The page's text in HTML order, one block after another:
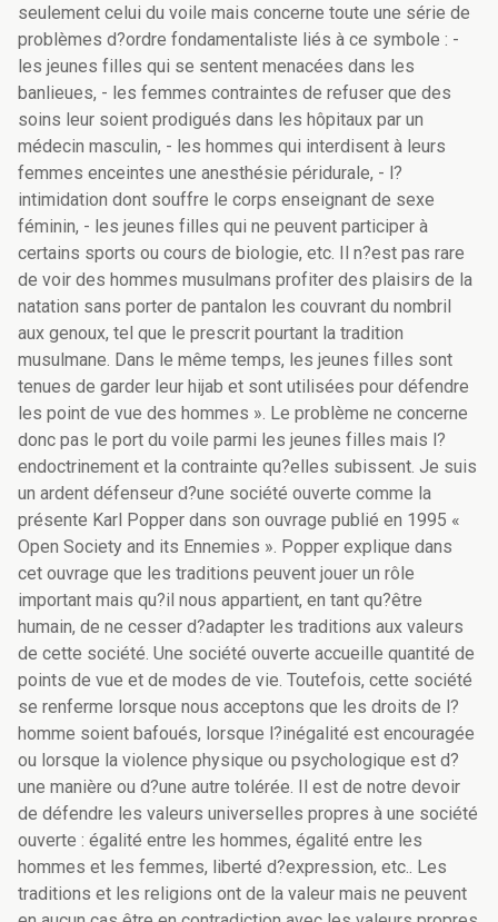
seulement celui du voile mais concerne toute une série de
problèmes d?ordre fondamentaliste liés à ce symbole : -
les jeunes filles qui se sentent menacées dans les
banlieues, - les femmes contraintes de refuser que des
soins leur soient prodigués dans les hôpitaux par un
médecin masculin, - les hommes qui interdisent à leurs
femmes enceintes une anesthésie péridurale, - l?
intimidation dont souffre le corps enseignant de sexe
féminin, - les jeunes filles qui ne peuvent participer à
certains sports ou cours de biologie, etc. Il n?est pas rare
de voir des hommes musulmans profiter des plaisirs de la
natation sans porter de pantalon les couvrant du nombril
aux genoux, tel que le prescrit pourtant la tradition
musulmane. Dans le même temps, les jeunes filles sont
tenues de garder leur hijab et sont utilisées pour défendre
les point de vue des hommes ». Le problème ne concerne
donc pas le port du voile parmi les jeunes filles mais l?
endoctrinement et la contrainte qu?elles subissent. Je suis
un ardent défenseur d?une société ouverte comme la
présente Karl Popper dans son ouvrage publié en 1995 «
Open Society and its Ennemies ». Popper explique dans
cet ouvrage que les traditions peuvent jouer un rôle
important mais qu?il nous appartient, en tant qu?être
humain, de ne cesser d?adapter les traditions aux valeurs
de cette société. Une société ouverte accueille quantité de
points de vue et de modes de vie. Toutefois, cette société
se renferme lorsque nous acceptons que les droits de l?
homme soient bafoués, lorsque l?inégalité est encouragée
ou lorsque la violence physique ou psychologique est d?
une manière ou d?une autre tolérée. Il est de notre devoir
de défendre les valeurs universelles propres à une société
ouverte : égalité entre les hommes, égalité entre les
hommes et les femmes, liberté d?expression, etc.. Les
traditions et les religions ont de la valeur mais ne peuvent